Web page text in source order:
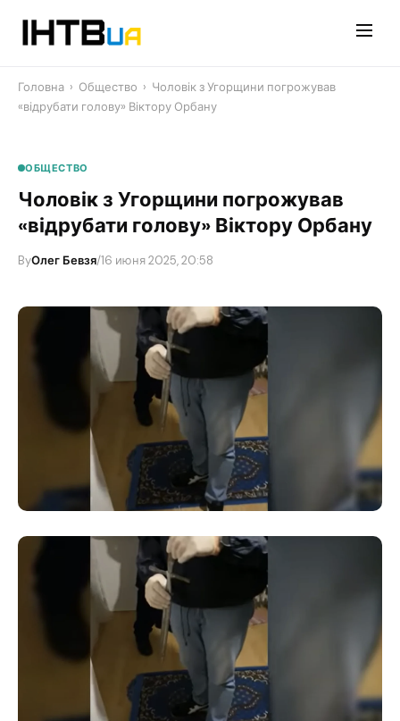
Головна › Общество › Чоловік з Угорщини погрожував
«відрубати голову» Віктору Орбану
ОБЩЕСТВО
Чоловік з Угорщини погрожував
«відрубати голову» Віктору Орбану
ByОлег Бевзя/16 июня 2025, 20:58